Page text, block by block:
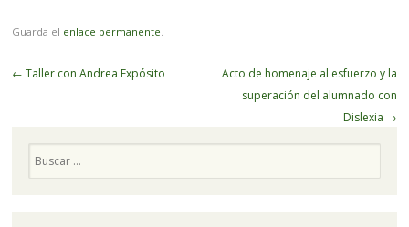
Guarda el enlace permanente.
Navegador
← Taller con Andrea Expósito
Acto de homenaje al esfuerzo y la
superación del alumnado con
Dislexia →